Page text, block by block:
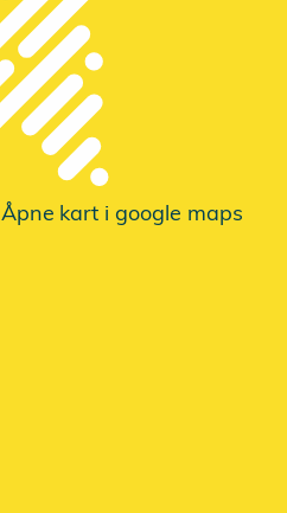
Åpne kart i google maps